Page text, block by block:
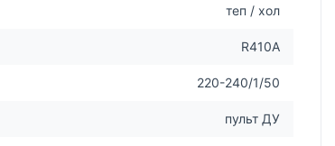
теп / хол
R410A
220-240/1/50
пульт ДУ